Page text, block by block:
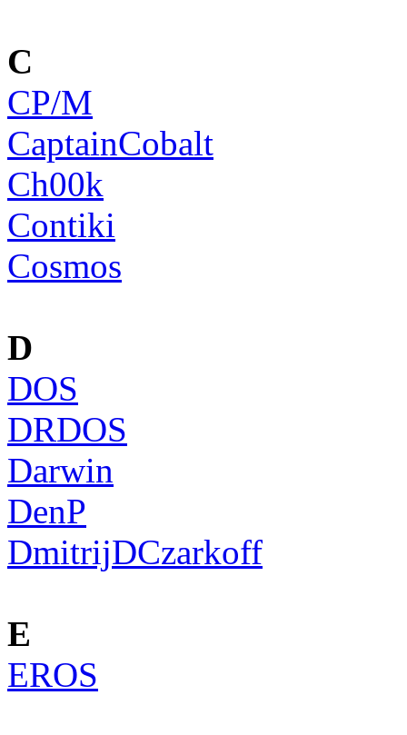
C
CP/M
CaptainCobalt
Ch00k
Contiki
Cosmos
D
DOS
DRDOS
Darwin
DenP
DmitrijDCzarkoff
E
EROS